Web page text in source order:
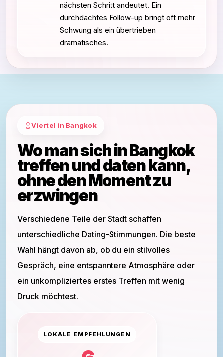
nächsten Schritt andeutet. Ein
durchdachtes Follow-up bringt oft mehr
Schwung als ein übertrieben
dramatisches.
Viertel in Bangkok
Wo man sich in Bangkok
treffen und daten kann,
ohne den Moment zu
erzwingen
Verschiedene Teile der Stadt schaffen
unterschiedliche Dating-Stimmungen. Die beste
Wahl hängt davon ab, ob du ein stilvolles
Gespräch, eine entspanntere Atmosphäre oder
ein unkompliziertes erstes Treffen mit wenig
Druck möchtest.
LOKALE EMPFEHLUNGEN